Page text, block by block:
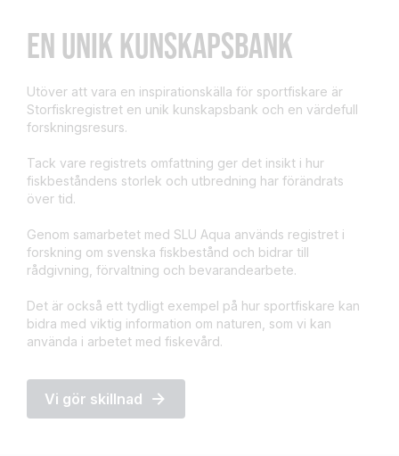
EN UNIK KUNSKAPSBANK
Utöver att vara en inspirationskälla för sportfiskare är
Storfiskregistret en unik kunskapsbank och en värdefull
forskningsresurs.
Tack vare registrets omfattning ger det insikt i hur
fiskbeståndens storlek och utbredning har förändrats
över tid.
Genom samarbetet med SLU Aqua används registret i
forskning om svenska fiskbestånd och bidrar till
rådgivning, förvaltning och bevarandearbete.
Det är också ett tydligt exempel på hur sportfiskare kan
bidra med viktig information om naturen, som vi kan
använda i arbetet med fiskevård.
Vi gör skillnad